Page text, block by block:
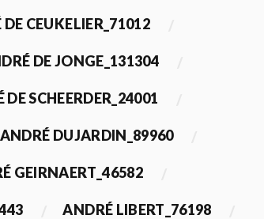
CEUKELIER_71012
DE JONGE_131304
DE SCHEERDER_24001
ANDRÉ DUJARDIN_89960
GEIRNAERT_46582
ANDRÉ LIBERT_76198